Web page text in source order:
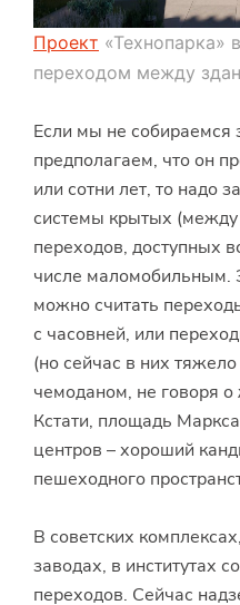
Проект
переходом между
Если мы не собираемся
предполагаем, что он
или сотни лет, то надо
системы крытых
переходов, доступных
числе маломобильным.
можно считать
с часовней, или
(но сейчас в них тяжело
чемоданом, не говоря
Кстати, площадь
центров – хороший
пешеходного
В советских
заводах, в институтах
переходов. Сейчас